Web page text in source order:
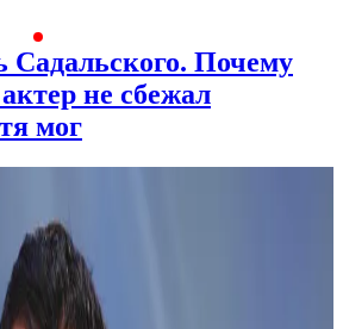
Садальского. Почему
не сбежал
мог